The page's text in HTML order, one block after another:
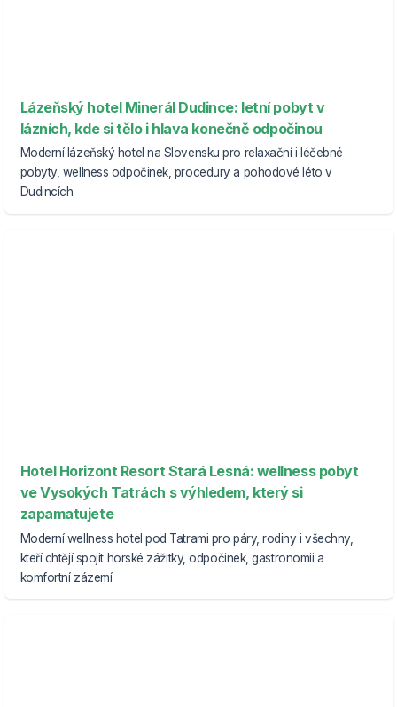
Lázeňský hotel Minerál Dudince: letní pobyt v
lázních, kde si tělo i hlava konečně odpočinou
Moderní lázeňský hotel na Slovensku pro relaxační i léčebné
pobyty, wellness odpočinek, procedury a pohodové léto v
Dudincích
Hotel Horizont Resort Stará Lesná: wellness pobyt
ve Vysokých Tatrách s výhledem, který si
zapamatujete
Moderní wellness hotel pod Tatrami pro páry, rodiny i všechny,
kteří chtějí spojit horské zážitky, odpočinek, gastronomii a
komfortní zázemí